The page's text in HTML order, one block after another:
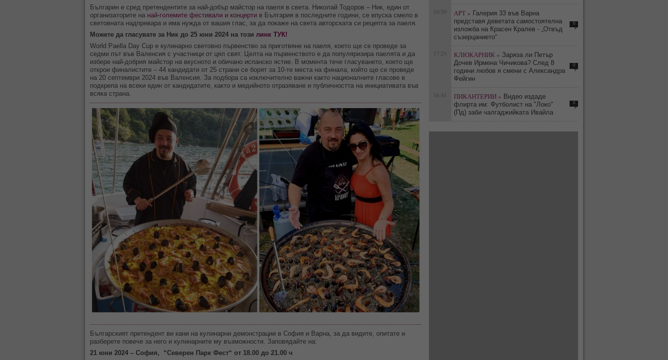
Българин е сред претендентите за най-добър майстор на паеля в света. Николай Тодоров – Ник, един от
организаторите на най-големите фестивали и концерти в България в последните години, се впуска смело в
световната надпревара и има нужда от вашия глас, за да покаже на света авторската си рецепта за паеля.
Можете да гласувате за Ник до 25 юни 2024 на този линк ТУК!
World Paella Day Cup e кулинарно световно първенство за приготвяне на паеля, което ще се проведе за
седми път във Валенсия с участници от цял свят. Целта на първенството е да популяризира паелята и да
избере най-добрия майстор на вкусното и обичано испанско ястие. В момента тече гласуването, което ще
открои финалистите – 44 кандидати от 25 страни се борят за 10-те места на финала, който ще се проведе
на 20 септември 2024 във Валенсия. За подбора са изключително важни както националните гласове в
подкрепа на всеки един от кандидатите, както и медийното отразяване и публичността на инициативата във
всяка страна.
Българският претендент ви кани на кулинарни демонстрации в София и Варна, за да видите, опитате и
разберете повече за него и кулинарните му възможности. Заповядайте на:
21 юни 2024 – София, “Северен Парк Фест“ от 18.00 до 21.00 ч
10:50 АРТ » Галерия 33 във Варна
представя деветата самостоятелна
изложба на Красен Кралев - „Отвъд
съзерцанието“
0
17:24 КЛЮКАРНИК » Заряза ли Петър
Дочев Ирмена Чичикова? След 8
години любов я смени с Александра
Фейгин
0
16:41 ПИКАНТЕРИИ » Видео издаде
флирта им: Футболист на "Локо"
(Пд) заби чалгаджийката Ивайла
0